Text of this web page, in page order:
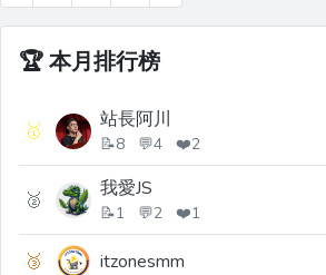
🏆本月排行榜
🥇 站長阿川
📝8 💬4 ❤️2
🥈 我愛JS
📝1 💬2 ❤️1
🥉 itzonesmm